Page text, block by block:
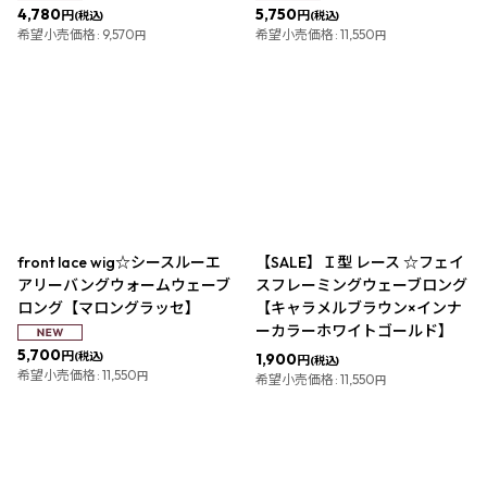
4,780円(税込)
希望小売価格 : 9,570円
5,750円(税込)
希望小売価格 : 11,550円
front lace wig☆シースルーエ
アリーバングウォームウェーブ
ロング【マロングラッセ】
5,700円(税込)
希望小売価格 : 11,550 円
【SALE】Ｉ型 レース ☆フェイ
スフレーミングウェーブロング
【キャラメルブラウン×インナ
ーカラーホワイトゴールド】
1,900円(税込)
希望小売価格 : 11,550円